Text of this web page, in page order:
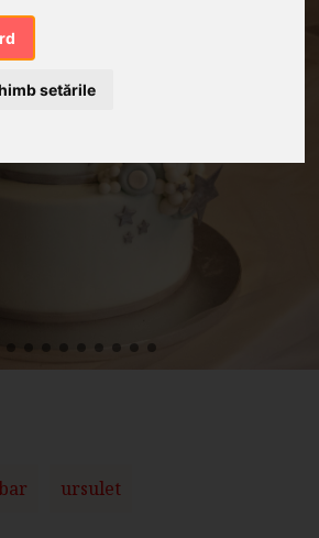
setările
ursulet